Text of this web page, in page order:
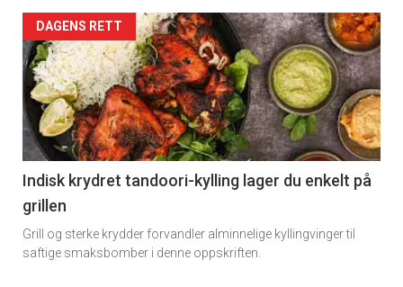
DAGENS RETT
Indisk krydret tandoori-kylling lager du enkelt på
grillen
Grill og sterke krydder forvandler alminnelige kyllingvinger til
saftige smaksbomber i denne oppskriften.